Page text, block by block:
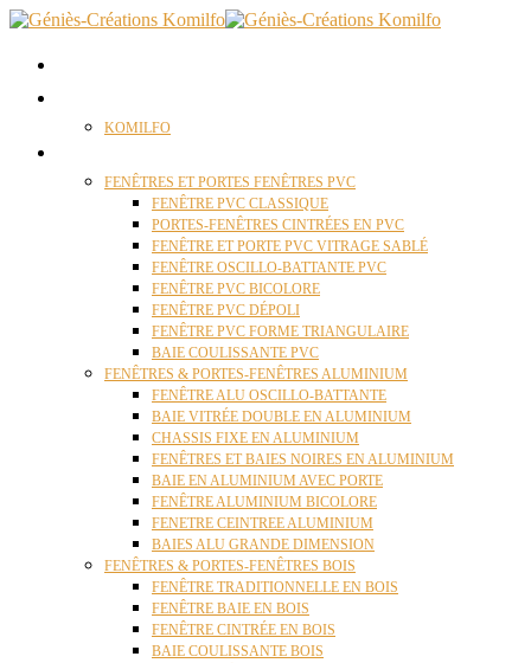
KOMILFO
FENÊTRES ET PORTES FENÊTRES PVC
FENÊTRE PVC CLASSIQUE
PORTES-FENÊTRES CINTRÉES EN PVC
FENÊTRE ET PORTE PVC VITRAGE SABLÉ
FENÊTRE OSCILLO-BATTANTE PVC
FENÊTRE PVC BICOLORE
FENÊTRE PVC DÉPOLI
FENÊTRE PVC FORME TRIANGULAIRE
BAIE COULISSANTE PVC
FENÊTRES & PORTES-FENÊTRES ALUMINIUM
FENÊTRE ALU OSCILLO-BATTANTE
BAIE VITRÉE DOUBLE EN ALUMINIUM
CHASSIS FIXE EN ALUMINIUM
FENÊTRES ET BAIES NOIRES EN ALUMINIUM
BAIE EN ALUMINIUM AVEC PORTE
FENÊTRE ALUMINIUM BICOLORE
FENETRE CEINTREE ALUMINIUM
BAIES ALU GRANDE DIMENSION
FENÊTRES & PORTES-FENÊTRES BOIS
FENÊTRE TRADITIONNELLE EN BOIS
FENÊTRE BAIE EN BOIS
FENÊTRE CINTRÉE EN BOIS
BAIE COULISSANTE BOIS